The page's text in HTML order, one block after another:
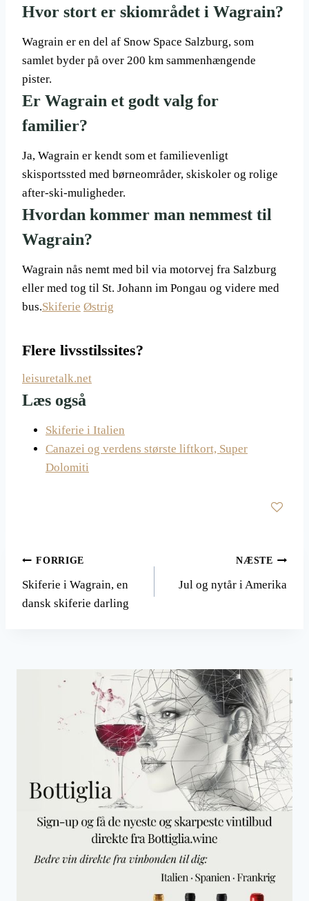
Hvor stort er skiområdet i Wagrain?
Wagrain er en del af Snow Space Salzburg, som
samlet byder på over 200 km sammenhængende
pister.
Er Wagrain et godt valg for
familier?
Ja, Wagrain er kendt som et familievenligt
skisportssted med børneområder, skiskoler og rolige
after-ski-muligheder.
Hvordan kommer man nemmest til
Wagrain?
Wagrain nås nemt med bil via motorvej fra Salzburg
eller med tog til St. Johann im Pongau og videre med
bus.Skiferie Østrig
Flere livsstilssites?
leisuretalk.net
Læs også
Skiferie i Italien
Canazei og verdens største liftkort, Super
Dolomiti
Indlægsnavigation
FORRIGE
Skiferie i Wagrain, en
dansk skiferie darling
NÆSTE
Jul og nytår i Amerika